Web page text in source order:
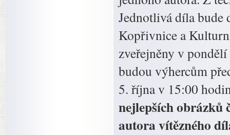
Jednotlivá díla bude
Kopřivnice a
zveřejněny v
budou výhercům
5. října v 15:00
nejlepších obrázků
autora vítězného